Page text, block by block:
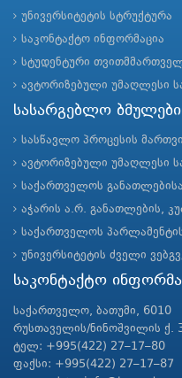
უნივერსიტეტის სტრუქტურა
საკონტაქტო ინფორმაცია
სტუდენტური
ავტორიზებული უმაღლესი
სასარგებლო ბმულები
სასწავლო პროცესის
ავტორიზებული უმაღლესი
საქართველოს
აჭარის ა.რ. განათლების,
საქართველოს
უნივერსიტეტის ძველი
საკონტაქტო
საქართველო, ბათუმი, 6010
რუსთაველის/ნინოშვილის ქ.
ტელ: +995(422) 27–17–80
ფაქსი: +995(422) 27–17–87